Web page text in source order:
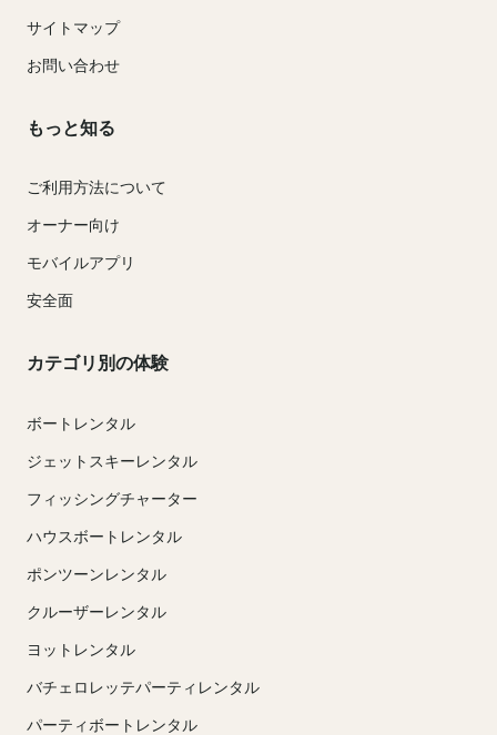
サイトマップ
お問い合わせ
もっと知る
ご利用方法について
オーナー向け
モバイルアプリ
安全面
カテゴリ別の体験
ボートレンタル
ジェットスキーレンタル
フィッシングチャーター
ハウスボートレンタル
ポンツーンレンタル
クルーザーレンタル
ヨットレンタル
バチェロレッテパーティレンタル
パーティボートレンタル